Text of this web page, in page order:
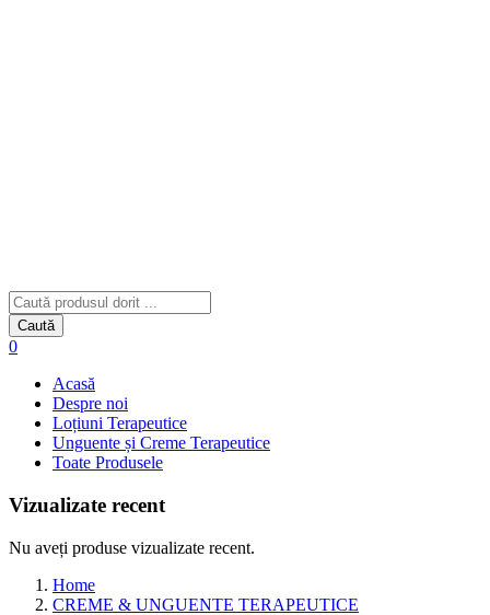
Caută
0
Acasă
Despre noi
Loțiuni Terapeutice
Unguente și Creme Terapeutice
Toate Produsele
Vizualizate recent
Nu aveți produse vizualizate recent.
Home
CREME & UNGUENTE TERAPEUTICE